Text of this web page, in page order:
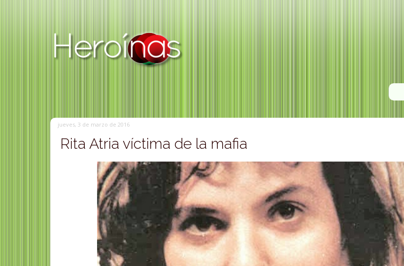
jueves, 3 de marzo de 2016
Rita Atria víctima de la mafia